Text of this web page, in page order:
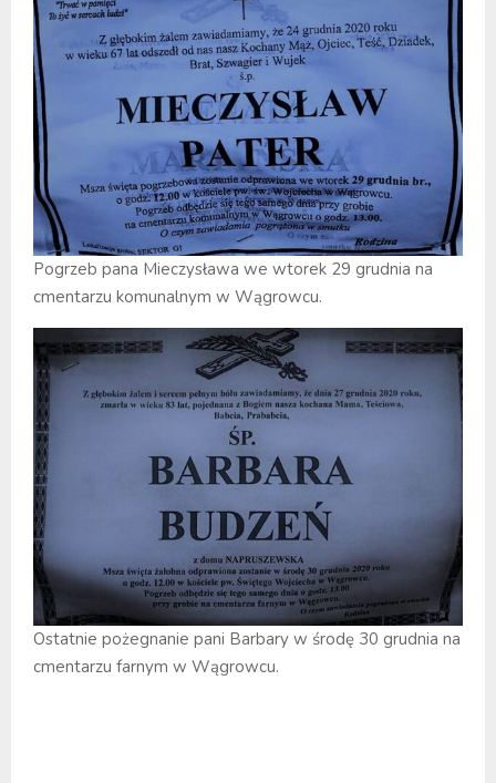
Pogrzeb pana Mieczysława we wtorek 29 grudnia na
cmentarzu komunalnym w Wągrowcu.
Ostatnie pożegnanie pani Barbary w środę 30 grudnia na
cmentarzu farnym w Wągrowcu.